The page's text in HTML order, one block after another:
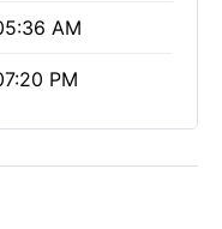
AM
PM